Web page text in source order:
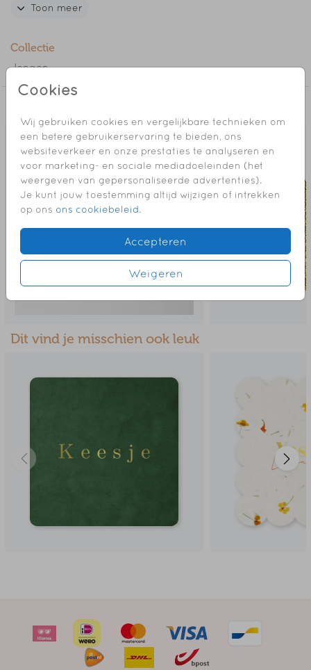
Cookies
Wij gebruiken cookies en vergelijkbare technieken om
een betere gebruikerservaring te bieden, ons
websiteverkeer en onze prestaties te analyseren en
voor marketing- en sociale mediadoeleinden (het
weergeven van gepersonaliseerde advertenties).
Je kunt jouw toestemming altijd wijzigen of intrekken
op ons ons cookiebeleid.
Accepteren
Weigeren
Toon meer
Collectie
Jongen
Dit vind je misschien ook leuk